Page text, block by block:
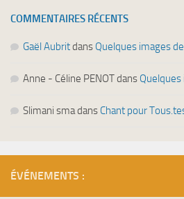
COMMENTAIRES RÉCENTS
Gaël Aubritdans Quelques images
Anne - Céline PENOTdans
Slimani smadans Chant pour
ÉVÉNEMENTS :